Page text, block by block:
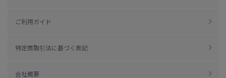
ご利用ガイド
特定商取引法に基づく表記
会社概要